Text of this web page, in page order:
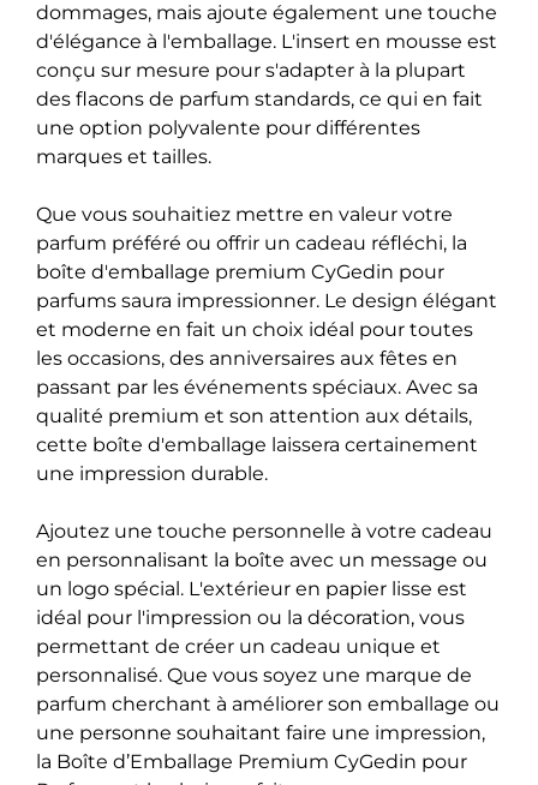
dommages, mais ajoute également une touche
d'élégance à l'emballage. L'insert en mousse est
conçu sur mesure pour s'adapter à la plupart
des flacons de parfum standards, ce qui en fait
une option polyvalente pour différentes
marques et tailles.
Que vous souhaitiez mettre en valeur votre
parfum préféré ou offrir un cadeau réfléchi, la
boîte d'emballage premium CyGedin pour
parfums saura impressionner. Le design élégant
et moderne en fait un choix idéal pour toutes
les occasions, des anniversaires aux fêtes en
passant par les événements spéciaux. Avec sa
qualité premium et son attention aux détails,
cette boîte d'emballage laissera certainement
une impression durable.
Ajoutez une touche personnelle à votre cadeau
en personnalisant la boîte avec un message ou
un logo spécial. L'extérieur en papier lisse est
idéal pour l'impression ou la décoration, vous
permettant de créer un cadeau unique et
personnalisé. Que vous soyez une marque de
parfum cherchant à améliorer son emballage ou
une personne souhaitant faire une impression,
la Boîte d’Emballage Premium CyGedin pour